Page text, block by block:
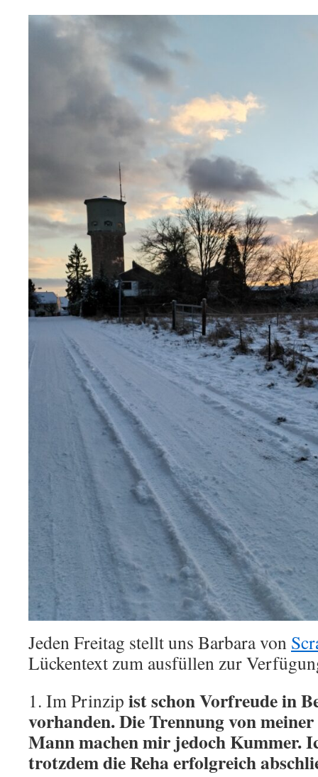
Jeden Freitag stellt uns Barbara von
Lückentext zum ausfüllen zur
1. Im Prinzip ist schon Vorfreude in
vorhanden. Die Trennung von
Mann machen mir jedoch Kummer.
trotzdem die Reha erfolgreich